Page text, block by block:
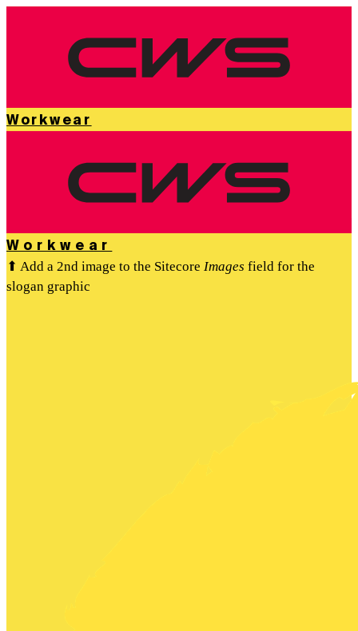
Workwear
Workwear
⬆ Add a 2nd image to the Sitecore Images field for the
slogan graphic